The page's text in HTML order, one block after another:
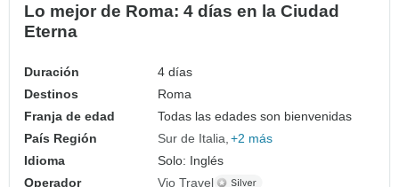
Lo mejor de Roma: 4 días en la Ciudad
Eterna
Duración
4 días
Destinos
Roma
Franja de edad
Todas las edades son bienvenidas
País Región
Sur de Italia +2 más
Idioma
Solo: Inglés
Operador
Vio Travel